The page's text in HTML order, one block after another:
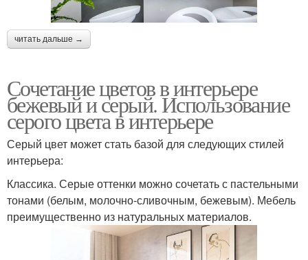
читать дальше →
Сочетание цветов в интерьере
бежевый и серый. Использование
серого цвета в интерьере
Серый цвет может стать базой для следующих стилей
интерьера:
Классика. Серые оттенки можно сочетать с пастельными
тонами (белым, молочно-сливочным, бежевым). Мебель
преимущественно из натуральных материалов.